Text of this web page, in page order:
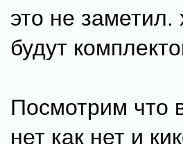
это не заметил.
будут
Посмотрим что
нет как нет и